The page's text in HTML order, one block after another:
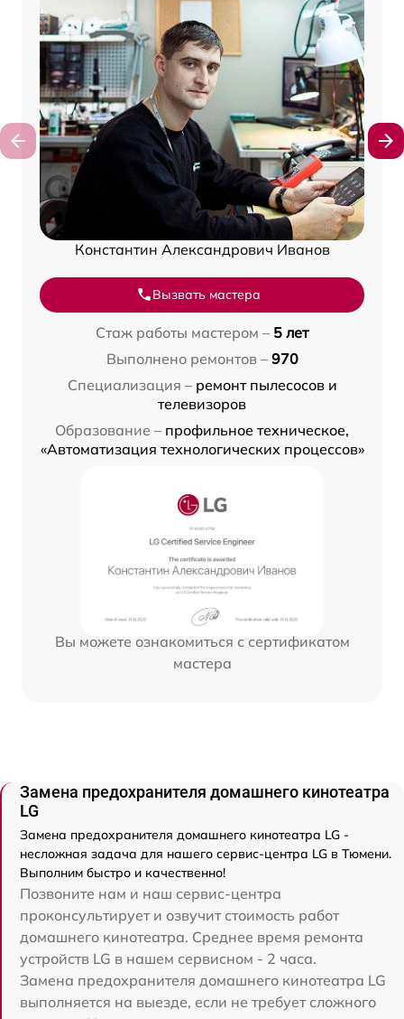
Константин Александрович Иванов
Вызвать мастера
Стаж работы мастером – 5 лет
Выполнено ремонтов – 970
Специализация – ремонт пылесосов и
телевизоров
Образование – профильное техническое,
«Автоматизация технологических процессов»
Вы можете ознакомиться с сертификатом
мастера
Замена предохранителя домашнего кинотеатра
LG
Замена предохранителя домашнего кинотеатра LG -
несложная задача для нашего сервис-центра LG в Тюмени.
Выполним быстро и качественно!
Позвоните нам и наш сервис-центра
проконсультирует и озвучит стоимость работ
домашнего кинотеатра. Среднее время ремонта
устройств LG в нашем сервисном - 2 часа.
Замена предохранителя домашнего кинотеатра LG
выполняется на выезде, если не требует сложного